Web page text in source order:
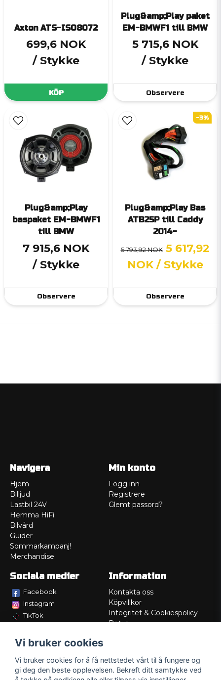
Axton ATS-ISO8072
699,6 NOK
/ Stykke
KÖP
Plug&amp;Play paket
EM-BMWF1 till BMW
5 715,6 NOK
/ Stykke
Observere
Plug&amp;Play
baspaket EM-BMWF1
till BMW
7 915,6 NOK
/ Stykke
Observere
Plug&amp;Play Bas
ATB25P till Caddy
2014-
5 793,92 NOK 5 617,92
NOK / Stykke
Observere
-3%
Navigera
Hjem
Billjud
Lastbil 24V
Hemma HiFi
Bilvård
Guider
Sommarkampanj!
Merchandise
Min konto
Logg inn
Registrere
Glemt passord?
Sociala medier
Facebook
Instagram
TikTok
Information
Kontakta oss
Köpvillkor
Integritet & Cookiespolicy
Retur
Lådritning
Om oss
Vi bruker cookies
Vi bruker cookies for å få nettstedet vårt til å fungere og
gi deg den beste opplevelsen. Bekreft ditt samtykke ved